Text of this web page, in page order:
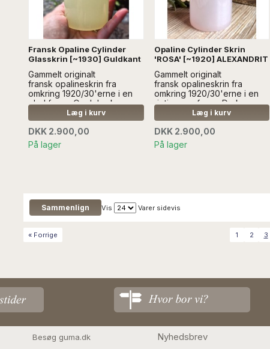
Fransk Opaline Cylinder
Glasskrin [~1930] Guldkant
Gammelt originalt
fransk opalineskrin fra
omkring 1920/30'erne i en
glad farve. Opalglas kan
være vanskeligt at
fotografere, da det kan
ændre farve, om de er i
dagslys, eller i kunstigt
lys...Læs mere SÆLGES
Læg i kurv
DKK 2.900,00
På lager
Opaline Cylinder Skrin
'ROSA' [~1920] ALEXANDRIT
Gammelt originalt
fransk opalineskrin fra
omkring 1920/30'erne i en
rigtig pæn farve. De kan
være vanskelige at
fotografe, da de kan ændre
farve, om de er i dagslys,
eller i kunstigt lys...Læs mere
SÆLGES UDEN ANDEN
Læg i kurv
DKK 2.900,00
På lager
Vis Varer sidevis
« Forrige 1 2 3
Besøg guma.dk Nyhedsbrev